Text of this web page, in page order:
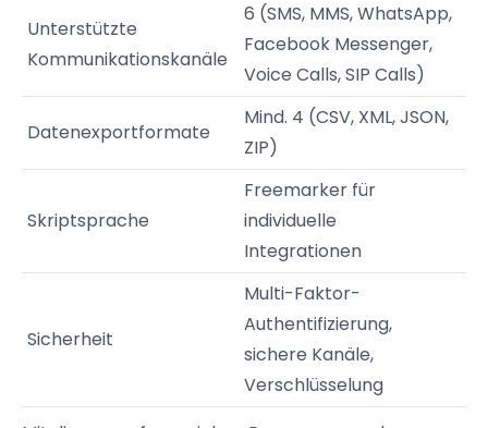
Unterstützte
Kommunikationskanäle
6 (SMS, MMS, WhatsApp,
Facebook Messenger,
Voice Calls, SIP Calls)
Datenexportformate
Mind. 4 (CSV, XML, JSON,
ZIP)
Skriptsprache
Freemarker für
individuelle
Integrationen
Sicherheit
Multi-Faktor-
Authentifizierung,
sichere Kanäle,
Verschlüsselung